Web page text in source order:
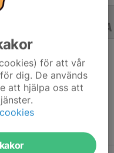
finns för detta år
för att vår
dig. De används
att hjälpa oss att